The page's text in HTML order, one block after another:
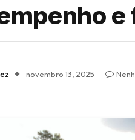
novembro 13, 2025